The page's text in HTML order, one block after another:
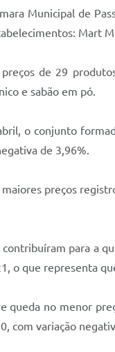
Municipal de
Mart
de 29 produtos
e sabão em pó.
conjunto formado
de 3,96%.
preços
para a
o que representa
no menor preço,
com variação